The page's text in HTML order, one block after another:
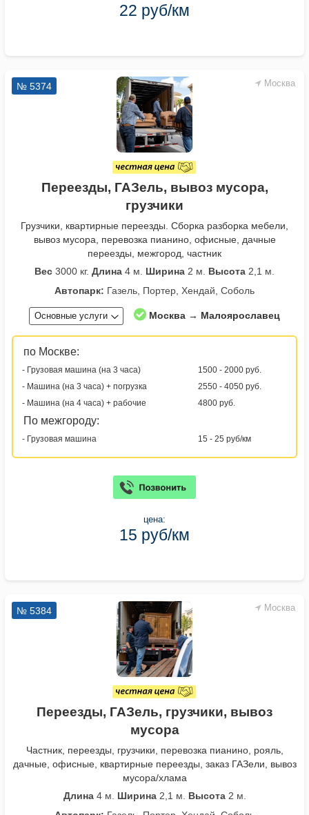
22 руб/км
Москва
№ 5374
Переезды, ГАЗель, вывоз мусора,
грузчики
Грузчики, квартирные переезды. Сборка разборка мебели,
вывоз мусора, перевозка пианино, офисные, дачные
переезды, межгород, частник
Вес 3000 кг. Длина 4 м. Ширина 2 м. Высота 2,1 м.
Автопарк: Газель, Портер, Хендай, Соболь
Основные услуги Москва → Малоярославец
по Москве:
- Грузовая машина (на 3 часа)
1500 - 2000 руб.
- Машина (на 3 часа) + погрузка
2550 - 4050 руб.
- Машина (на 4 часа) + рабочие
4800 руб.
По межгороду:
- Грузовая машина 15 - 25 руб/км
цена:
15 руб/км
Москва
№ 5384
Переезды, ГАЗель, грузчики, вывоз
мусора
Частник, переезды, грузчики, перевозка пианино, рояль,
дачные, офисные, квартирные переезды, заказ ГАЗели, вывоз
мусора/хлама
Длина4 м. Ширина2,1 м. Высота2 м.